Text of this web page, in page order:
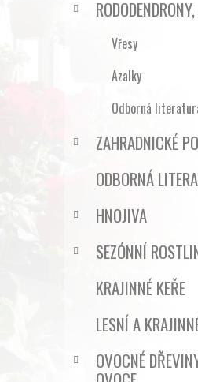
Vřesy
Azalky
Odborná
ZAHRADNICKÉ
ODBORNÁ
HNOJIVA
SEZÓNNÍ
KRAJINNÉ KEŘE
LESNÍ A
OVOCNÉ